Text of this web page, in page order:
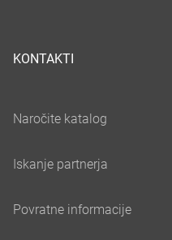
KONTAKTI